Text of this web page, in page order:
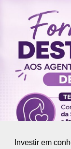
Investir em